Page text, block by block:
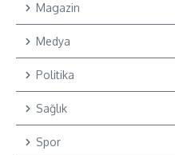
Magazin
Medya
Politika
Sağlık
Spor